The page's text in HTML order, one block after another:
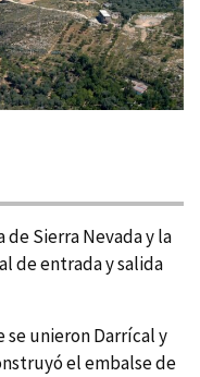
Sierra Nevada y la
de entrada y salida
unieron Darrí­cal y
el embalse de